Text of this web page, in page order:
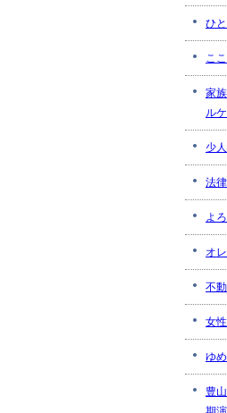
ひ
こ
家
ル
少
法
よ
オ
不
女
ゆ
豊